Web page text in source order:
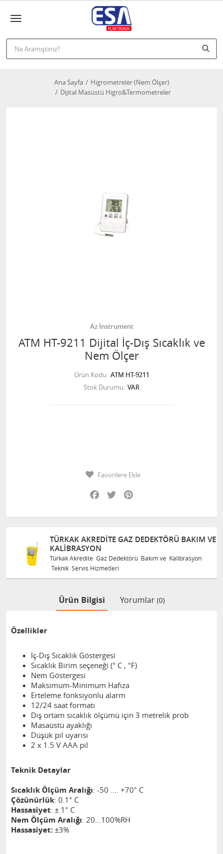
Ana Sayfa
Higrometreler (Nem Ölçer)
Dijital Masüstü Higro&Termometreler
Az İnstrument
ATM HT-9211 Dijital İç-Dış Sıcaklık ve
Nem Ölçer
Ürün Kodu ATM HT-9211
Stok Durumu VAR
Favorilere Ekle
Facebook
Twitter
TÜRKAK AKREDITE GAZ DEDEKTÖRÜ BAKIM VE
KALIBRASYON
Türkak Akredite Gaz Dedektörü Bakım ve Kalibrasyon
Teknik Servis Hizmetleri
Ürün Bilgisi Yorumlar (0)
Özellikler
İç-Dış Sıcaklık Göstergesi
Sıcaklık Birim seçeneği (° C , °F)
Nem Göstergesi
Maksimum-Minimum Hafıza
Erteleme fonksiyonlu alarm
12/24 saat formatı
Dış ortam sıcaklık ölçümü için 3 metrelik prob
Masaüstü ayaklığı
Düşük pil uyarısı
2 x 1.5 V AAA pil
Teknik Detaylar
Sıcaklık Ölçüm Aralığı: -50 .... +70° C
Çözünürlük: 0.1° C
Hassasiyet: ± 1° C
Nem Ölçüm Aralığı: 20...100%RH
Hassasiyet: ±3%